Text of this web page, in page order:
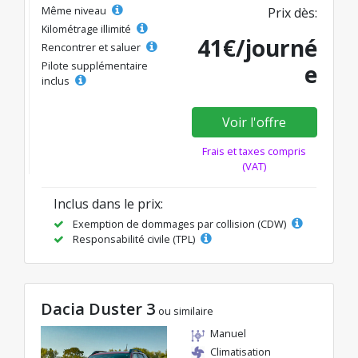
Même niveau
Kilométrage illimité
Rencontrer et saluer
Pilote supplémentaire
inclus
Prix dès:
41€/journé
e
Voir l'offre
Frais et taxes compris
(VAT)
Inclus dans le prix:
Exemption de dommages par collision (CDW)
Responsabilité civile (TPL)
Dacia Duster 3 ou similaire
Manuel
Climatisation